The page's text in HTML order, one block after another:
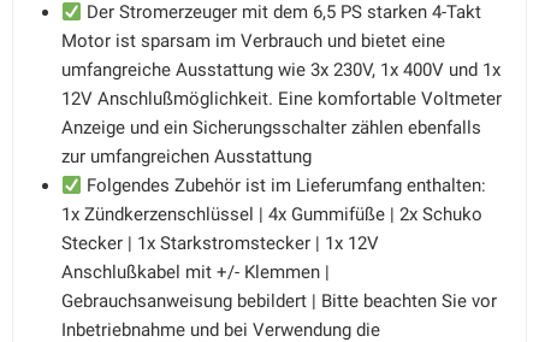
Der Stromerzeuger mit dem 6,5 PS starken 4-Takt
Motor ist sparsam im Verbrauch und bietet eine
umfangreiche Ausstattung wie 3x 230V, 1x 400V und 1x
12V Anschlußmöglichkeit. Eine komfortable Voltmeter
Anzeige und ein Sicherungsschalter zählen ebenfalls
zur umfangreichen Ausstattung
Folgendes Zubehör ist im Lieferumfang enthalten:
1x Zündkerzenschlüssel | 4x Gummifüße | 2x Schuko
Stecker | 1x Starkstromstecker | 1x 12V
Anschlußkabel mit +/- Klemmen |
Gebrauchsanweisung bebildert | Bitte beachten Sie vor
Inbetriebnahme und bei Verwendung die